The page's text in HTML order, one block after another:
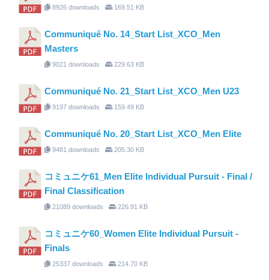
8926 downloads 169.51 KB
Communiqué No. 14_Start List_XCO_Men
Masters
9021 downloads 229.63 KB
Communiqué No. 21_Start List_XCO_Men U23
9197 downloads 159.49 KB
Communiqué No. 20_Start List_XCO_Men Elite
9481 downloads 205.30 KB
コミュニケ61_Men Elite Individual Pursuit - Final /
Final Classification
21089 downloads 226.91 KB
コミュニケ60_Women Elite Individual Pursuit -
Finals
25337 downloads 214.70 KB